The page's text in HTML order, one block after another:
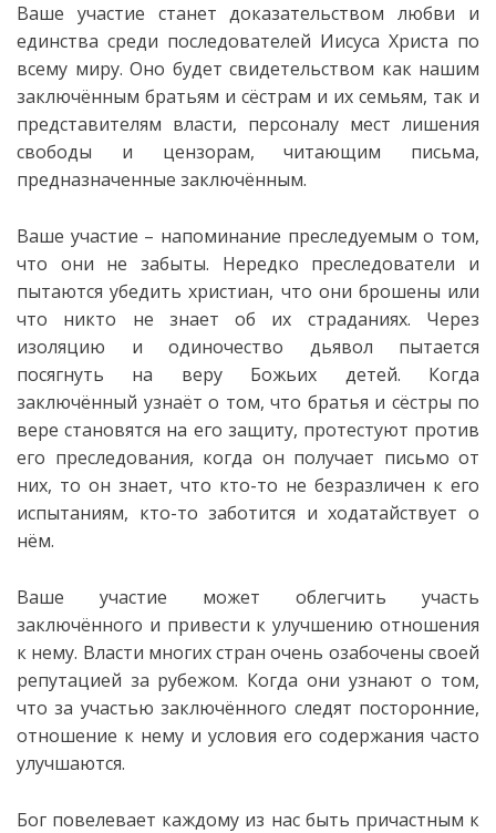
Ваше участие станет доказательством любви и
единства среди последователей Иисуса Христа по
всему миру. Оно будет свидетельством как нашим
заключённым братьям и сёстрам и их семьям, так и
представителям власти, персоналу мест лишения
свободы и цензорам, читающим письма,
предназначенные заключённым.
Ваше участие – напоминание преследуемым о том,
что они не забыты. Нередко преследователи и
пытаются убедить христиан, что они брошены или
что никто не знает об их страданиях. Через
изоляцию и одиночество дьявол пытается
посягнуть на веру Божьих детей. Когда
заключённый узнаёт о том, что братья и сёстры по
вере становятся на его защиту, протестуют против
его преследования, когда он получает письмо от
них, то он знает, что кто-то не безразличен к его
испытаниям, кто-то заботится и ходатайствует о
нём.
Ваше участие может облегчить участь
заключённого и привести к улучшению отношения
к нему. Власти многих стран очень озабочены своей
репутацией за рубежом. Когда они узнают о том,
что за участью заключённого следят посторонние,
отношение к нему и условия его содержания часто
улучшаются.
Бог повелевает каждому из нас быть причастным к